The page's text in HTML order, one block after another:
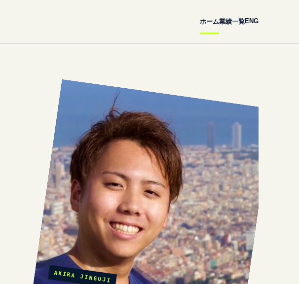
ホーム業績一覧ENG